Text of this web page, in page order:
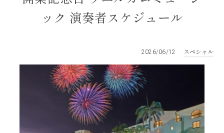
ック 演奏者スケジュール
2026/06/12 スペシャル